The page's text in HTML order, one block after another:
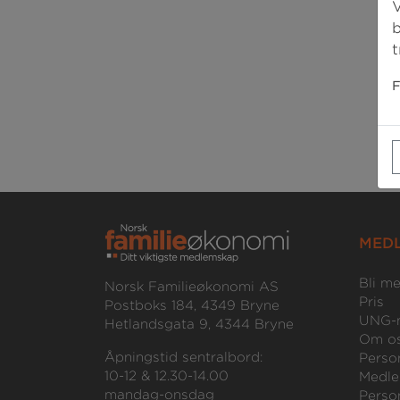
Norsk Familieøkonomi AS
Postboks 184, 4349 Bryne
Hetlandsgata 9, 4344 Bryne
Åpningstid sentralbord:
10-12 & 12.30-14.00
mandag-onsdag
Bli
Pris
Om